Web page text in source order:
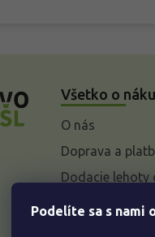
Podelíte sa s nami
Všetko o
O nás
Doprava a
Dodacie lehoty
Vysvetlivky k
baleniu rastlín